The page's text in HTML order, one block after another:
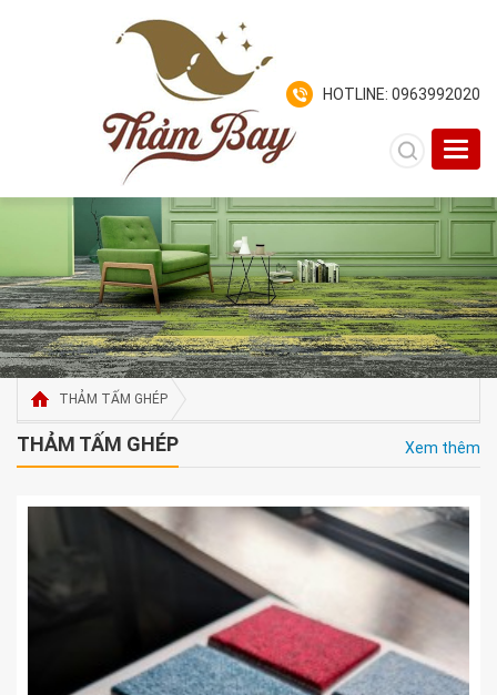
HOTLINE: 0963992020
THẢM TẤM GHÉP
THẢM TẤM GHÉP Xem thêm